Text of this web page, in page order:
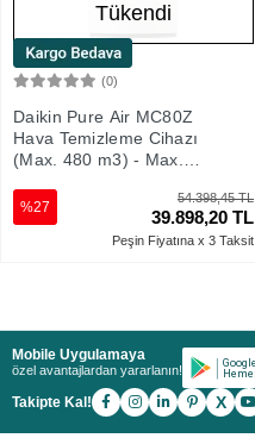
Tükendi
(0)
Daikin Pure Air MC80Z
Hava Temizleme Cihazı
(Max. 480 m3) - Max.
54.398,45 TL
39.898,20 TL
%27
Peşin Fiyatına x 3 Taksit
Mobile Uygulamaya
özel avantajlardan yararlanın!
Takipte Kal! X